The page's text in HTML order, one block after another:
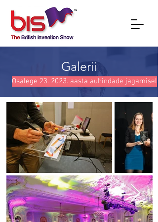
Galerii
Osalege 23. 2023. aasta auhindade jagamisel